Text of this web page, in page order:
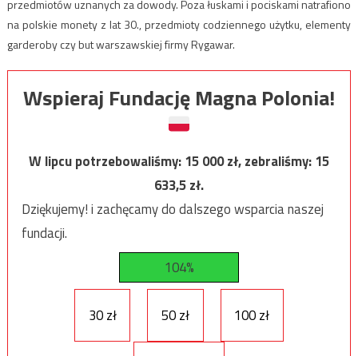
przedmiotów uznanych za dowody. Poza łuskami i pociskami natrafiono
na polskie monety z lat 30., przedmioty codziennego użytku, elementy
garderoby czy but warszawskiej firmy Rygawar.
Wspieraj Fundację Magna Polonia!
W lipcu potrzebowaliśmy:15 000zł, zebraliśmy:15
633,5zł.
Dziękujemy! i zachęcamy do dalszego wsparcia naszej
fundacji.
104%
30 zł 50 zł 100 zł